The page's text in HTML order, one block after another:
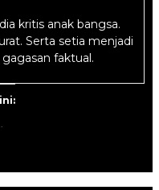
kritis anak bangsa.
Serta setia menjadi
faktual.